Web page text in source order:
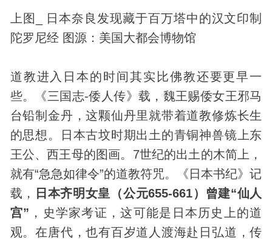
上图_ 日本奈良 发现藏于百万塔中的汉文印制
陀罗尼经 图源：美国大都会博物馆
道教进入日本的时间其实比佛教还要更早一
些。《三国志-倭人传》载，魏王赐倭女王邪马
台铅制金丹，这颗仙丹里就带着道教修炼长生
的思想。日本古坟时期出土的青铜神兽镜上东
王公、西王母的图画。7世纪的出土的木简上，
就有“急急如律令”的道教符咒。《日本书纪》记
载，
日本齐明女皇（公元655-661）曾建“仙人
宫” ，史学家考证，这可能是日本历史
上的道
观。在唐代，也有百岁道人渡海赴日弘道，传